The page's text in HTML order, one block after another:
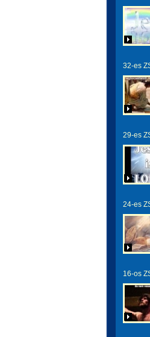
32-es
29-es
24-es
16-os